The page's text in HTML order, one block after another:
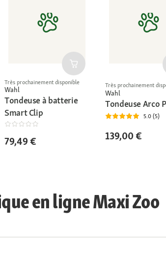
Très prochainement disponible
Wahl
Tondeuse à batterie
Smart Clip
79,49 €
Très prochainement
Wahl
Tondeuse Arco
5.0 (5)
139,00 €
en ligne Maxi Zoo